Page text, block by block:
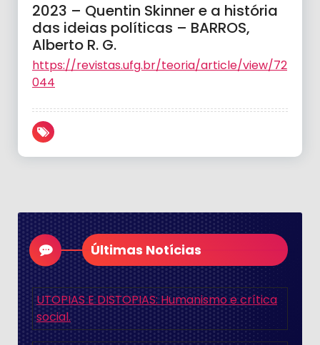
2023 – Quentin Skinner e a história
das ideias políticas – BARROS,
Alberto R. G.
https://revistas.ufg.br/teoria/article/view/72
044
Últimas Notícias
UTOPIAS E DISTOPIAS: Humanismo e crítica
social.